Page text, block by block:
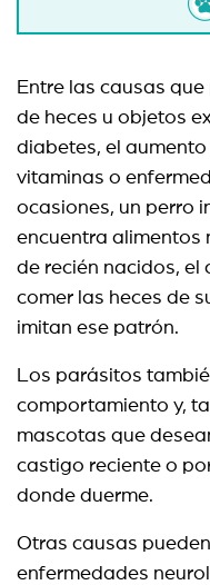
Entre las causas
de heces u objetos
diabetes, el
vitaminas o
ocasiones, un perro
encuentra alimentos
de recién nacidos,
comer las heces de
imitan ese patrón.
Los parásitos
comportamiento y,
mascotas que
castigo reciente o
donde duerme.
Otras causas
enfermedades